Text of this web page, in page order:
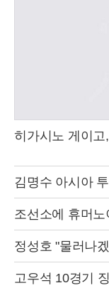
히가시노 게이고
김명수 아시아
조선소에 휴머
정성호 "물러나
고우석 10경기